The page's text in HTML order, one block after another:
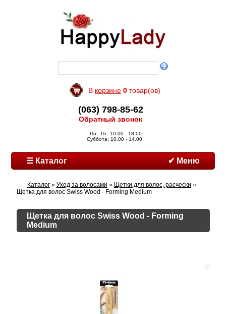
В корзине 0 товар(ов)
(063) 798-85-62
Обратный звонок
Пн - Пт: 10.00 - 18.00
Суббота: 10.00 - 14.00
☰ Каталог ✔ Меню
Каталог» Уход за волосами » Щетки для волос, расчески »
Щетка для волос Swiss Wood - Forming Medium
Щетка для волос Swiss Wood - Forming
Medium